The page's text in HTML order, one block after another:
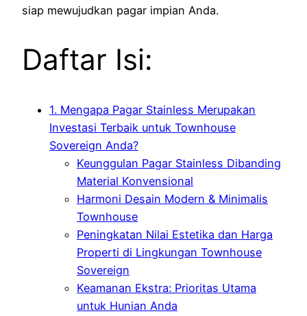
siap mewujudkan pagar impian Anda.
Daftar Isi:
1. Mengapa Pagar Stainless Merupakan
Investasi Terbaik untuk Townhouse
Sovereign Anda?
Keunggulan Pagar Stainless Dibanding
Material Konvensional
Harmoni Desain Modern & Minimalis
Townhouse
Peningkatan Nilai Estetika dan Harga
Properti di Lingkungan Townhouse
Sovereign
Keamanan Ekstra: Prioritas Utama
untuk Hunian Anda